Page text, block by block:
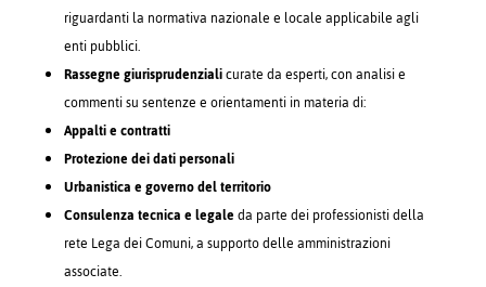
riguardanti la normativa nazionale e locale applicabile agli
enti pubblici.
Rassegne giurisprudenzialicurate da esperti, con analisi e
commenti su sentenze e orientamenti in materia di:
Appalti e contratti
Protezione dei dati personali
Urbanistica e governo del territorio
Consulenza tecnica e legaleda parte dei professionisti della
rete Lega dei Comuni, a supporto delle amministrazioni
associate.